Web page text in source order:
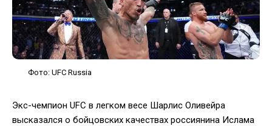
Фото: UFC Russia
Экс-чемпион UFC в легком весе Шарлис Оливейра
высказался о бойцовских качествах россиянина Ислама